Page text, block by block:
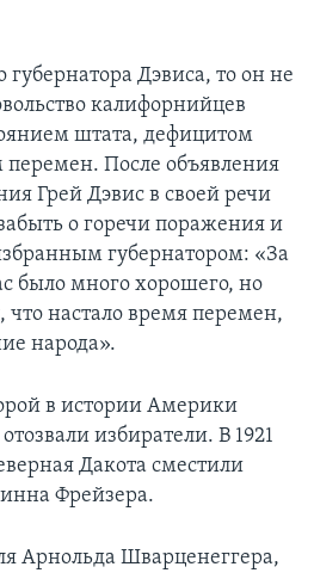
губернатора Дэвиса, то он не
калифорнийцев
штата, дефицитом
После объявления
Грей Дэвис в своей речи
о горечи поражения и
губернатором: «За
было много хорошего, но
что настало время перемен,
народа».
в истории Америки
избиратели. В 1921
Дакота сместили
Фрейзера.
Арнольда Шварценеггера,